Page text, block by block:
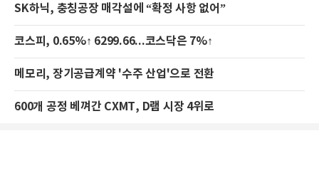
SK하닉, 충칭공장 매각설에 “확정 사항 없어”
코스피, 0.65%↑ 6299.66...코스닥은 7%↑
메모리, 장기공급계약 '수주 산업'으로 전환
600개 공정 베껴간 CXMT, D램 시장 4위로